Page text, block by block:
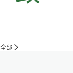
全部